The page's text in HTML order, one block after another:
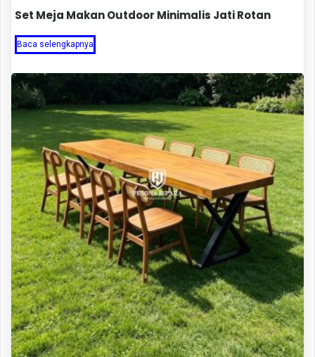
Set Meja Makan Outdoor Minimalis Jati Rotan
Baca selengkapnya